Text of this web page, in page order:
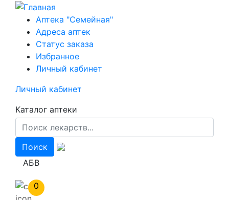
Перейти
основному
содержанию
Аптека "Семейная"
Адреса аптек
Статус заказа
Избранное
Личный кабинет
Личный кабинет
Каталог аптеки
АБВ
0